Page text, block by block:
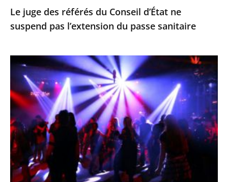
passe
sanitaire
Le juge des référés du Conseil d’État ne
suspend pas l’extension du passe sanitaire
La
fermeture
des
discothèques
est
pour
l’instant
justifiée
car